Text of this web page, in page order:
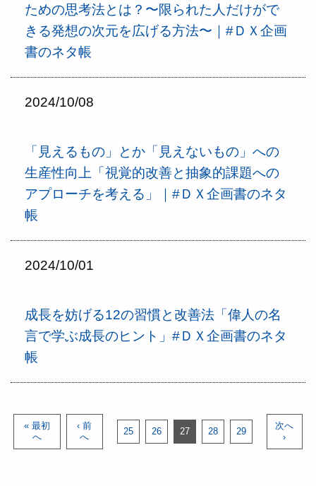
ための思考法とは？〜限られた人だけがで
きる発想の次元を広げる方法〜｜#ＤＸ企画
書のネタ帳
2024/10/08
「見えるもの」とか「見えないもの」への
生産性向上「視覚的改善と抽象的課題への
アプローチを考える」｜#ＤＸ企画書のネタ
帳
2024/10/01
成長を妨げる12の習慣と改善法「偉人の名
言で学ぶ成長のヒント」#ＤＸ企画書のネタ
帳
« 最初
へ
‹ 前
へ
25 26 27 28 29
次へ
›